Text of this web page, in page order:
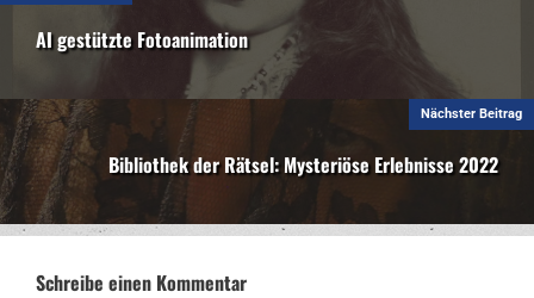
AI gestützte Fotoanimation
Nächster Beitrag
Bibliothek der Rätsel: Mysteriöse Erlebnisse 2022
Schreibe einen Kommentar